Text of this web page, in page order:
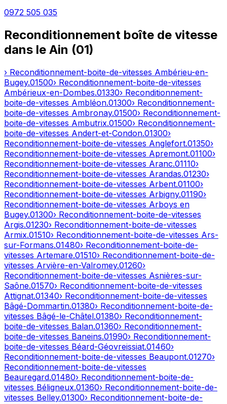
0972 505 035
Reconditionnement boîte de vitesse
dans le Ain (01)
› Reconditionnement-boite-de-vitesses Ambérieu-en-
Bugey.01500› Reconditionnement-boite-de-vitesses
Ambérieux-en-Dombes.01330› Reconditionnement-
boite-de-vitesses Ambléon.01300› Reconditionnement-
boite-de-vitesses Ambronay.01500› Reconditionnement-
boite-de-vitesses Ambutrix.01500› Reconditionnement-
boite-de-vitesses Andert-et-Condon.01300›
Reconditionnement-boite-de-vitesses Anglefort.01350›
Reconditionnement-boite-de-vitesses Apremont.01100›
Reconditionnement-boite-de-vitesses Aranc.01110›
Reconditionnement-boite-de-vitesses Arandas.01230›
Reconditionnement-boite-de-vitesses Arbent.01100›
Reconditionnement-boite-de-vitesses Arbigny.01190›
Reconditionnement-boite-de-vitesses Arboys en
Bugey.01300› Reconditionnement-boite-de-vitesses
Argis.01230› Reconditionnement-boite-de-vitesses
Armix.01510› Reconditionnement-boite-de-vitesses Ars-
sur-Formans.01480› Reconditionnement-boite-de-
vitesses Artemare.01510› Reconditionnement-boite-de-
vitesses Arvière-en-Valromey.01260›
Reconditionnement-boite-de-vitesses Asnières-sur-
Saône.01570› Reconditionnement-boite-de-vitesses
Attignat.01340› Reconditionnement-boite-de-vitesses
Bâgé-Dommartin.01380› Reconditionnement-boite-de-
vitesses Bâgé-le-Châtel.01380› Reconditionnement-
boite-de-vitesses Balan.01360› Reconditionnement-
boite-de-vitesses Baneins.01990› Reconditionnement-
boite-de-vitesses Béard-Géovreissiat.01460›
Reconditionnement-boite-de-vitesses Beaupont.01270›
Reconditionnement-boite-de-vitesses
Beauregard.01480› Reconditionnement-boite-de-
vitesses Béligneux.01360› Reconditionnement-boite-de-
vitesses Belley.01300› Reconditionnement-boite-de-